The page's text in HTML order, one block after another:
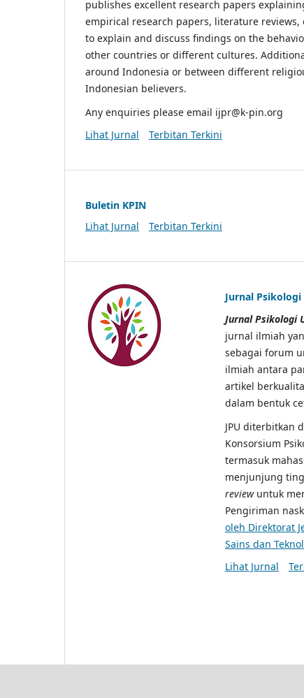
publishes excellent research papers
empirical research papers, literature
to explain and discuss findings on the
other countries or different cultures.
around Indonesia or between different
Indonesian believers.
Any enquiries please email ijpr@k-pin.org
Lihat Jurnal
Terbitan Terkini
Buletin KPIN
Lihat Jurnal
Terbitan Terkini
Jurnal
Jurnal Psikologi
jurnal ilmiah
sebagai forum
ilmiah antara
artikel
dalam bentuk
JPU diterbitkan
Konsorsium
termasuk
menjunjung
reviewuntuk
Pengiriman
oleh Direktorat
Sains dan
Lihat Jurnal